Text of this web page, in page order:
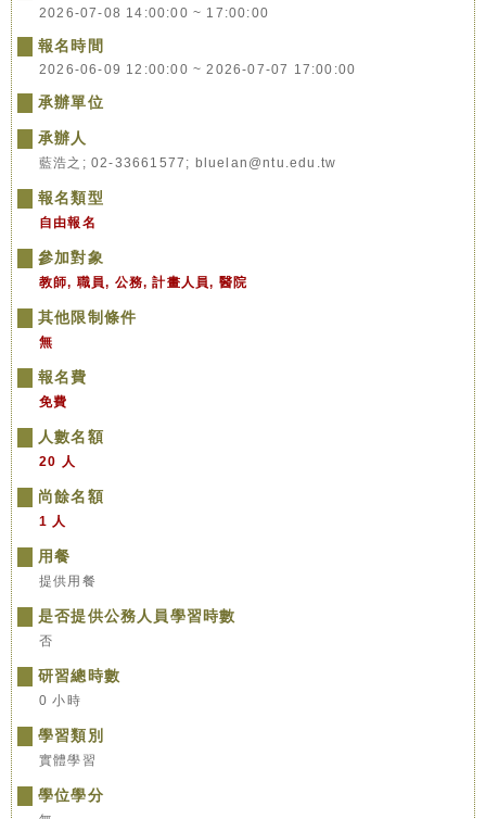
2026-07-08 14:00:00 ~ 17:00:00
報名時間
2026-06-09 12:00:00 ~ 2026-07-07 17:00:00
承辦單位
承辦人
藍浩之; 02-33661577; bluelan@ntu.edu.tw
報名類型
自由報名
參加對象
教師, 職員, 公務, 計畫人員, 醫院
其他限制條件
無
報名費
免費
人數名額
20 人
尚餘名額
1 人
用餐
提供用餐
是否提供公務人員學習時數
否
研習總時數
0 小時
學習類別
實體學習
學位學分